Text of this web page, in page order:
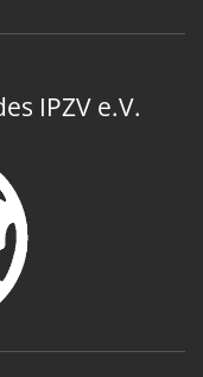
IPZV e.V.